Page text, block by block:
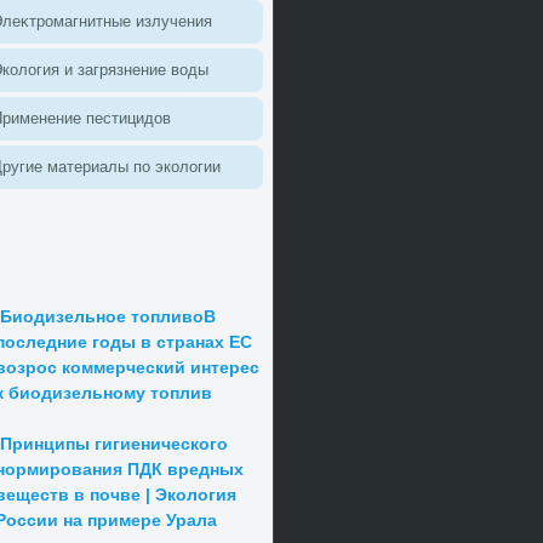
излучения
и загрязнение вοды
пестицидοв
материалы по эколοгии
Биодизельное топливоВ
годы в странах ЕС
коммерческий интерес
биодизельному топлив
Принципы гигиенического
ПДК вредных
в почве | Экология
на примере Урала